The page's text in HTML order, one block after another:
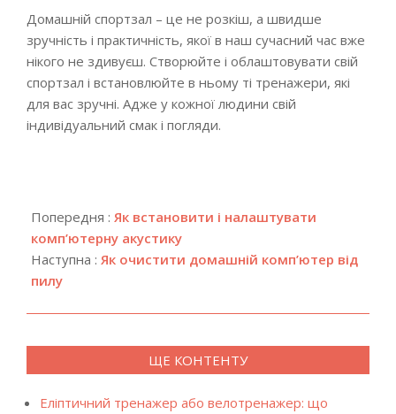
Домашній спортзал – це не розкіш, а швидше
зручність і практичність, якої в наш сучасний час вже
нікого не здивуєш. Створюйте і облаштовувати свій
спортзал і встановлюйте в ньому ті тренажери, які
для вас зручні. Адже у кожної людини свій
індивідуальний смак і погляди.
12-
15
Попередня : Як встановити і налаштувати
комп’ютерну акустику
Наступна : Як очистити домашній комп’ютер від
пилу
ЩЕ КОНТЕНТУ
Еліптичний тренажер або велотренажер: що